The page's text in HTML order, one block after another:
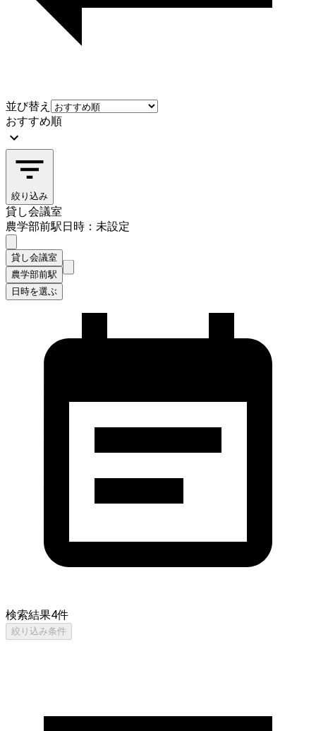
並び替え
おすすめ順
絞り込み
貸し会議室
農学部前駅日時：未設定
貸し会議室
農学部前駅
日時を選ぶ
検索結果4件
絞り込み条件